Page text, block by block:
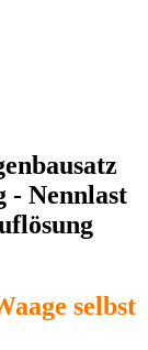
- Nennlast
selbst